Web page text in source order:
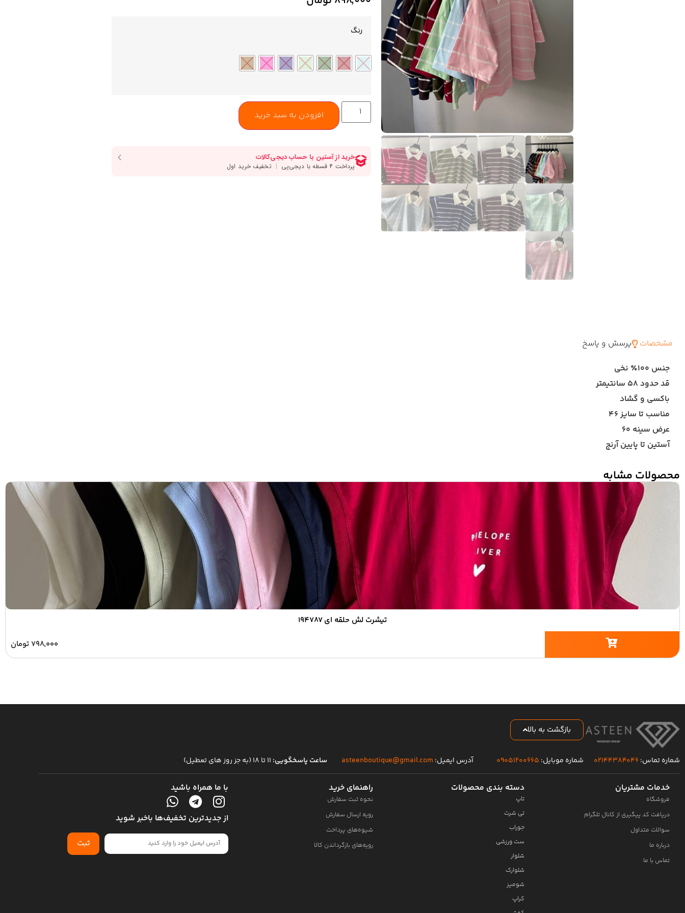
رنگ
افزودن به سبد خرید
مشخصات
پرسش و پاسخ
جنس ۱۰۰٪ نخی
قد حدود ۵۸ سانتیمتر
باکسی و گشاد
مناسب تا سایز ۴۶
عرض سینه ۶۰
آستین تا پایین آرنج
محصولات مشابه
تیشرت لش حلقه ای ۱۹۴۷۸۷
۷۹۸,۰۰۰تومان
بازگشت به بالا
شماره تماس:۰۲۱۴۴۳۸۴۰۴۶ شماره موبایل: ۰۹۰۵۱۲۰۰۶۶۵ آدرس ایمیل: asteenboutique@gmail.com ساعت پاسخگویی:
خدمات مشتریان
فروشگاه
دریافت کد پیگیری از کانال تلگرام
سوالات متداول
درباره ما
تماس با ما
دسته بندی محصولات
تاپ
تی شرت
جوراب
ست ورزشی
شلوار
شلوارک
شومیز
کراپ
راهنمای خرید
نحوه ثبت سفارش
رویه ارسال سفارش
شیوه‌های پرداخت
رویه‌های بازگرداندن کالا
با ما همراه باشید
از جدیدترین تخفیف‌ها باخبر شوید
ثبت